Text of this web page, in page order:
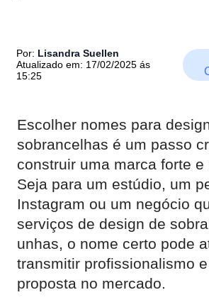
Por: Lisandra Suellen
Atualizado em: 17/02/2025 ás
15:25
Escolher nomes para
sobrancelhas é um passo
construir uma marca forte e
Seja para um estúdio, um
Instagram ou um negócio
serviços de design de
unhas, o nome certo pode
transmitir profissionalismo
proposta no mercado.